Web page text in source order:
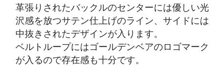
革張りされたバックルのセンターには優しい光
沢感を放つサテン仕上げのライン、サイドには
中抜きされたデザインが入ります。
ベルトループにはゴールデンベアのロゴマーク
が入るので存在感も十分です。